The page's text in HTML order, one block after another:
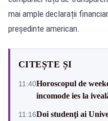
mai ample declarații
președinte american.
CITEȘTE ȘI
11:40Horoscopul de
incomode ies la
11:16Doi studenţi ai